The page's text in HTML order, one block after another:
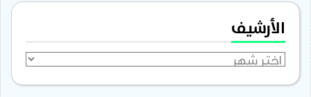
الأرشيف
الأرشيف